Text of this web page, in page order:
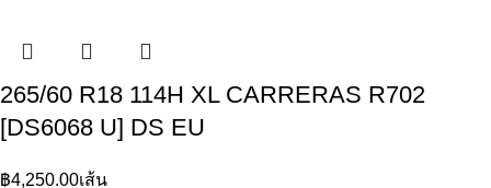
265/60 R18 114H XL CARRERAS R702
[DS6068 U] DS EU
฿4,250.00เส้น